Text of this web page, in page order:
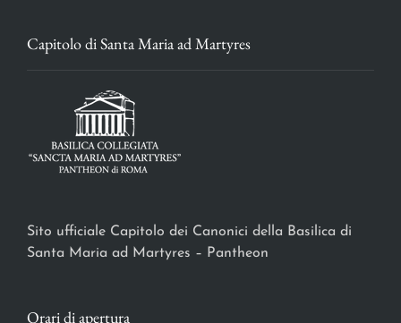
Capitolo di Santa Maria ad Martyres
Sito ufficiale Capitolo dei Canonici della Basilica di
Santa Maria ad Martyres – Pantheon
Orari di apertura